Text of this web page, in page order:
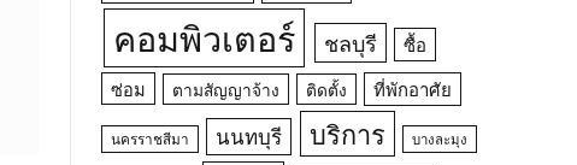
คอมพิวเตอร์ ชลบุรี
ซื้อ
ซ่อม
ตามสัญญาจ้าง ติดตั้ง ที่พักอาศัย
นครราชสีมา นนทบุรี บริการ บางละมุง